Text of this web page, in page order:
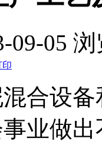
09-05
设备
业做